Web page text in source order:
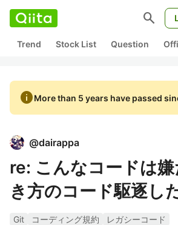
search
Trend Stock List Question
infoMore than 5 years have passed
@dairappa
re: こんなコードは
き方のコード駆逐し
Git コーディング規約
レガシーコード